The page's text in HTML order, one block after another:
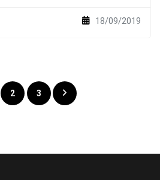
18/09/2019
Posts
navigation
2 3